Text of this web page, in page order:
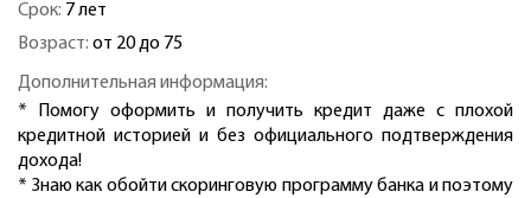
Срок: 7 лет
Возраст: от 20 до 75
Дополнительная информация:
* Помогу оформить и получить кредит даже с плохой
кредитной историей и без официального подтверждения
дохода!
* Знаю как обойти скоринговую программу банка и поэтому